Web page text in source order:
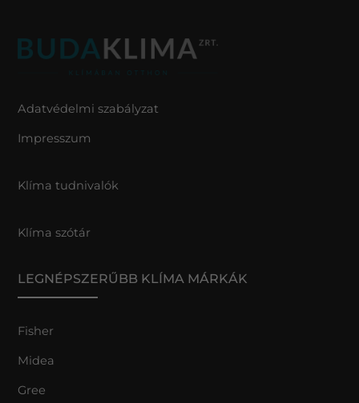
Adatvédelmi szabályzat
Impresszum
Klíma tudnivalók
Klíma szótár
LEGNÉPSZERŰBB KLÍMA MÁRKÁK
Fisher
Midea
Gree